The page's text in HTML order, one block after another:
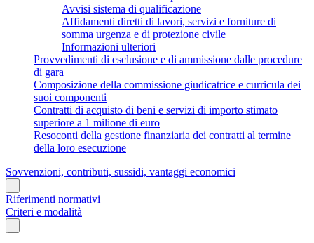
Avvisi sistema di qualificazione
Affidamenti diretti di lavori, servizi e forniture di
somma urgenza e di protezione civile
Informazioni ulteriori
Provvedimenti di esclusione e di ammissione dalle procedure
di gara
Composizione della commissione giudicatrice e curricula dei
suoi componenti
Contratti di acquisto di beni e servizi di importo stimato
superiore a 1 milione di euro
Resoconti della gestione finanziaria dei contratti al termine
della loro esecuzione
Sovvenzioni, contributi, sussidi, vantaggi economici
Riferimenti normativi
Criteri e modalità